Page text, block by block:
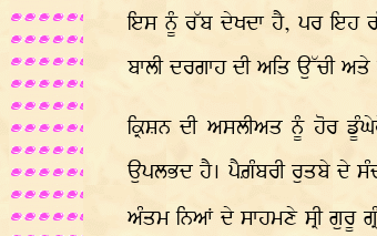
ਇਸ ਨੂੰ ਰੱਬ ਦੇਖਦਾ ਹੈ, ਪਰ ਇਹ
ਬਾਲੀ ਦਰਗਾਹ ਦੀ ਅਤਿ ਉੱਚੀ
ਕ੍ਰਿਸ਼ਨ ਦੀ ਅਸਲੀਅਤ ਨੂੰ ਹੋਰ
ਉਪਲਭਦ ਹੈ। ਪੈਗ਼ੰਬਰੀ ਰੁਤਬੇ ਦੇ
ਅੰਤਮ ਨਿਆਂ ਦੇ ਸਾਹਮਣੇ ਸ੍ਰੀ ਗੁਰੂ